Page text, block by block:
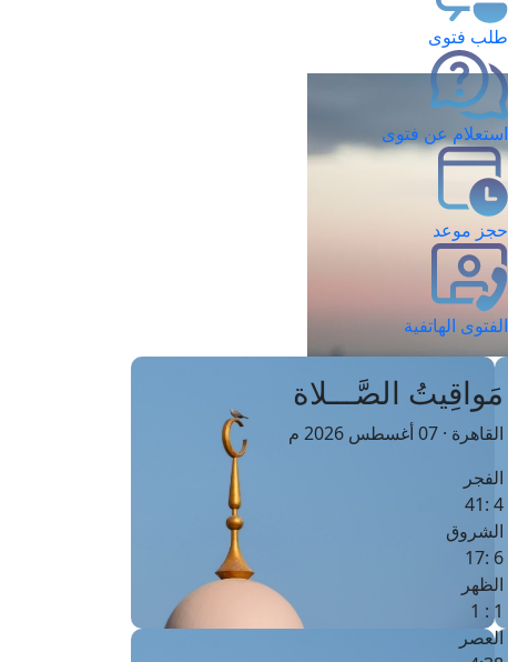
طلب فتوى
استعلام عن فتوى
حجز موعد
الفتوى الهاتفية
مَواقِيتُ الصَّـــلاة
القاهرة · 07 أغسطس 2026 م
الفجر
4 :41
الشروق
6 :17
الظهر
1 : 1
العصر